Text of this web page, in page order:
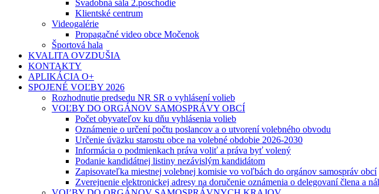
Svadobná sála 2.poschodie
Klientské centrum
Videogalérie
Propagačné video obce Močenok
Športová hala
KVALITA OVZDUŠIA
KONTAKTY
APLIKÁCIA O+
SPOJENÉ VOĽBY 2026
Rozhodnutie predsedu NR SR o vyhlásení volieb
VOĽBY DO ORGÁNOV SAMOSPRÁVY OBCÍ
Počet obyvateľov ku dňu vyhlásenia volieb
Oznámenie o určení počtu poslancov a o utvorení volebného obvodu
Určenie úväzku starostu obce na volebné obdobie 2026-2030
Informácia o podmienkach práva voliť a práva byť volený
Podanie kandidátnej listiny nezávislým kandidátom
Zapisovateľka miestnej volebnej komisie vo voľbách do orgánov samospráv obcí
Zverejnenie elektronickej adresy na doručenie oznámenia o delegovaní člena a